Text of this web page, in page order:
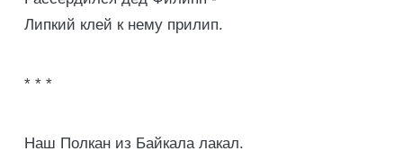
Липкий клей к нему прилип.
* * *
Наш Полкан из Байкала лакал.